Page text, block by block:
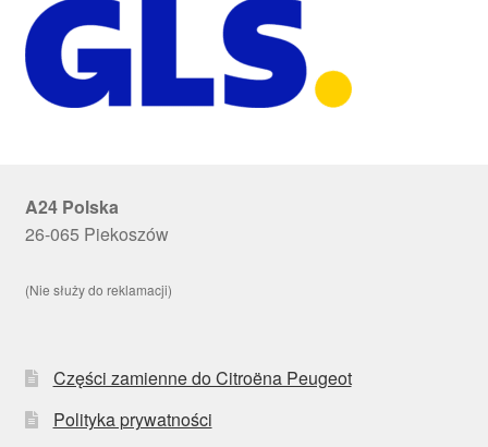
A24 Polska
26-065 Piekoszów
(Nie służy do reklamacji)
Części zamienne do Citroëna Peugeot
Polityka prywatności